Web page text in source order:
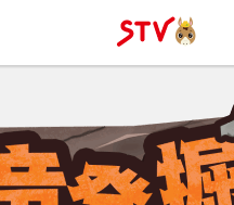
ＳＴＶ札
幌テレビ